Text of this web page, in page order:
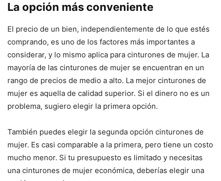
La opción más conveniente
El precio de un bien, independientemente de lo que estés
comprando, es uno de los factores más importantes a
considerar, y lo mismo aplica para cinturones de mujer. La
mayoría de las cinturones de mujer se encuentran en un
rango de precios de medio a alto. La mejor cinturones de
mujer es aquella de calidad superior. Si el dinero no es un
problema, sugiero elegir la primera opción.
También puedes elegir la segunda opción cinturones de
mujer. Es casi comparable a la primera, pero tiene un costo
mucho menor. Si tu presupuesto es limitado y necesitas
una cinturones de mujer económica, deberías elegir una